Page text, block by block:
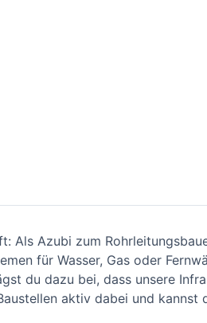
Als Azubi zum
für Wasser, Gas oder
du dazu bei, dass unsere
aktiv dabei und kannst